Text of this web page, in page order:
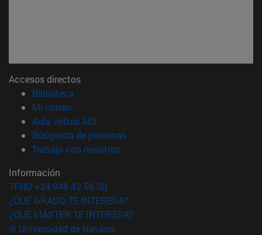
Accesos directos
Biblioteca
Mi correo(abre en nueva ventana)
Aula virtual ADI
Búsqueda de personas(abre en nueva ventana)
Trabaja con nosotros(abre en nueva ventana)
Información
TFNO +34 948 42 56 00
¿QUÉ GRADO TE INTERESA?
¿QUÉ MÁSTER TE INTERESA?
© Universidad de Navarra